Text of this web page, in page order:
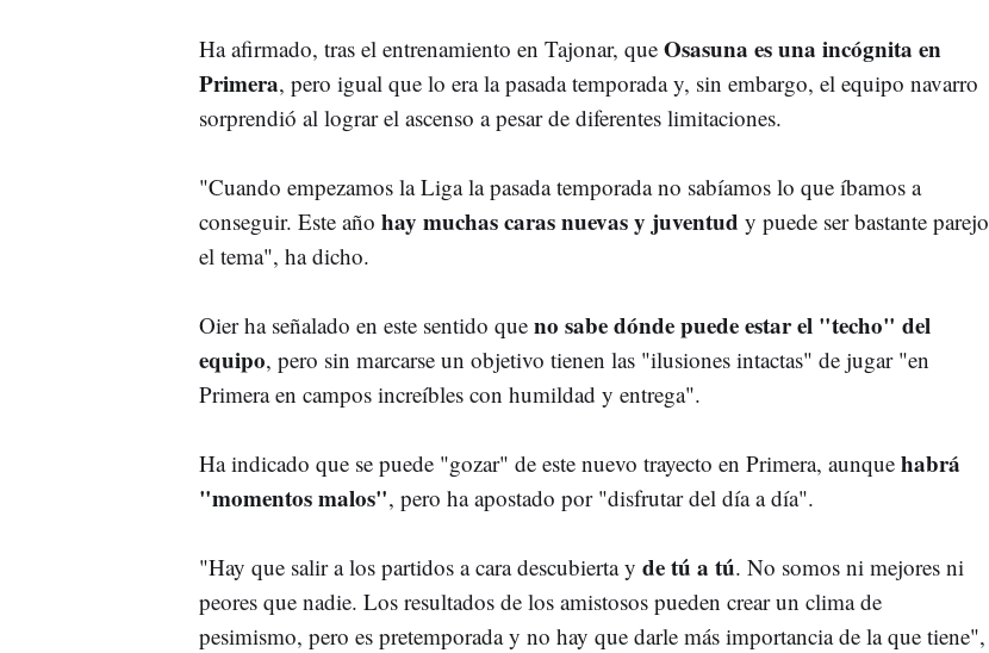
Ha afirmado, tras el entrenamiento en Tajonar, que Osasuna es una incógnita en
Primera, pero igual que lo era la pasada temporada y, sin embargo, el equipo navarro
sorprendió al lograr el ascenso a pesar de diferentes limitaciones.
"Cuando empezamos la Liga la pasada temporada no sabíamos lo que íbamos a
conseguir. Este año hay muchas caras nuevas y juventud y puede ser bastante parejo
el tema", ha dicho.
Oier ha señalado en este sentido que no sabe dónde puede estar el "techo" del
equipo, pero sin marcarse un objetivo tienen las "ilusiones intactas" de jugar "en
Primera en campos increíbles con humildad y entrega".
Ha indicado que se puede "gozar" de este nuevo trayecto en Primera, aunque habrá
"momentos malos", pero ha apostado por "disfrutar del día a día".
"Hay que salir a los partidos a cara descubierta y de tú a tú. No somos ni mejores ni
peores que nadie. Los resultados de los amistosos pueden crear un clima de
pesimismo, pero es pretemporada y no hay que darle más importancia de la que tiene",